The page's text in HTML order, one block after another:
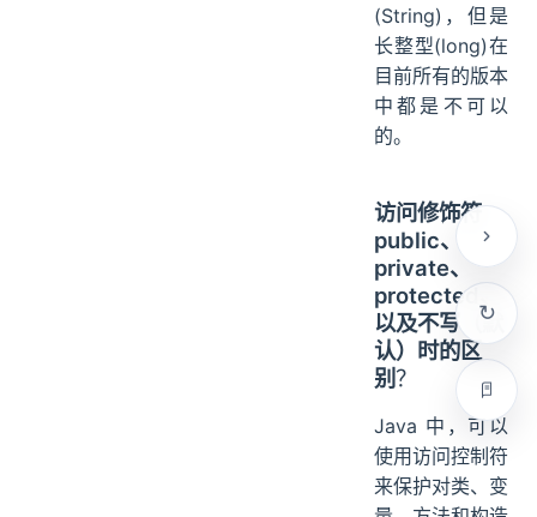
(String)，但是
长整型(long)在
目前所有的版本
中都是不可以
的。
访问修饰符
public、
private、
protected、
以及不写（默
认）时的区
别？
Java 中，可以
使用访问控制符
来保护对类、变